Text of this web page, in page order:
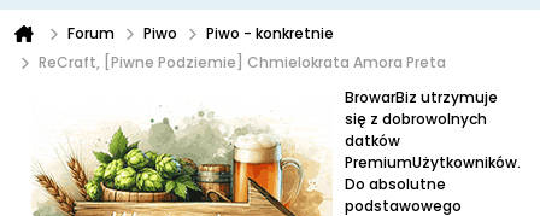
Forum Piwo
Piwo - konkretnie
ReCraft, [Piwne Podziemie] Chmielokrata Amora Preta
BrowarBiz utrzymuje
się z dobrowolnych
datków
PremiumUżytkowników.
Do absolutne
podstawowego